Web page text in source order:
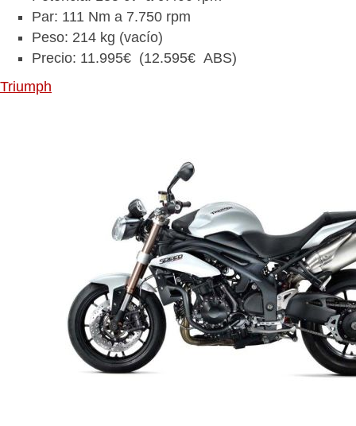
Par: 111 Nm a 7.750 rpm
Peso: 214 kg (vacío)
Precio: 11.995€ (12.595€ ABS)
Triumph